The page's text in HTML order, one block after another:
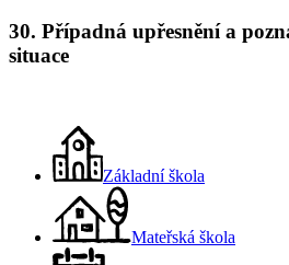
30. Případná upřesnění a
situace
Základní škola
Mateřská škola